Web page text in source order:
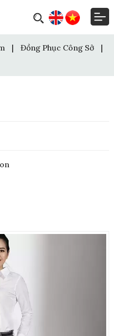
| Đồng Phục Công Sở
|